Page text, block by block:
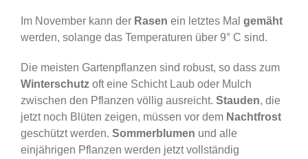
Im November kann der Rasen ein letztes Mal gemäht
werden, solange das Temperaturen über 9° C sind.
Die meisten Gartenpflanzen sind robust, so dass zum
Winterschutz oft eine Schicht Laub oder Mulch
zwischen den Pflanzen völlig ausreicht. Stauden, die
jetzt noch Blüten zeigen, müssen vor dem Nachtfrost
geschützt werden. Sommerblumen und alle
einjährigen Pflanzen werden jetzt vollständig